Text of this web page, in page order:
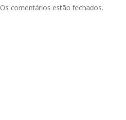
Os comentários estão fechados.